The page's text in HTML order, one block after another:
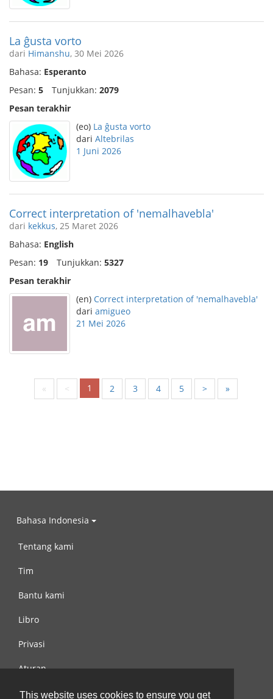
This website uses cookies to ensure you get
La ĝusta vorto
dari Himanshu, 30 Mei 2026
Bahasa: Esperanto
Pesan: 5 Tunjukkan: 2079
Pesan terakhir
(eo) La ĝusta vorto
dari Altebrilas
1 Juni 2026
Correct interpretation of 'nemalhavebla'
dari kekkus, 25 Maret 2026
Bahasa: English
Pesan: 19 Tunjukkan: 5327
Pesan terakhir
(en) Correct interpretation of 'nemalhavebla'
dari amigueo
21 Mei 2026
« < 1 2 3 4 5 > »
Bahasa Indonesia
Tentang kami
Tim
Bantu kami
Libro
Privasi
Aturan
Hubungi kami